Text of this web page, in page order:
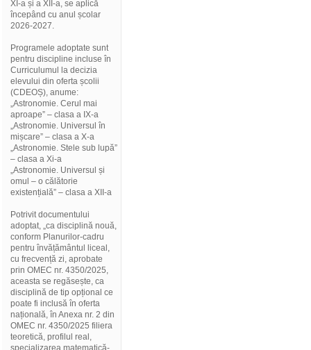
XI-a și a XII-a, se aplică
începând cu anul școlar
2026-2027.
Programele adoptate sunt
pentru discipline incluse în
Curriculumul la decizia
elevului din oferta școlii
(CDEOȘ), anume:
„Astronomie. Cerul mai
aproape” – clasa a IX-a
„Astronomie. Universul în
mișcare” – clasa a X-a
„Astronomie. Stele sub lupă”
– clasa a Xi-a
„Astronomie. Universul și
omul – o călătorie
existențială” – clasa a XII-a
Potrivit documentului
adoptat, „ca disciplină nouă,
conform Planurilor-cadru
pentru învățământul liceal,
cu frecvență zi, aprobate
prin OMEC nr. 4350/2025,
aceasta se regăsește, ca
disciplină de tip opțional ce
poate fi inclusă în oferta
națională, în Anexa nr. 2 din
OMEC nr. 4350/2025 filiera
teoretică, profilul real,
specializarea matematică-